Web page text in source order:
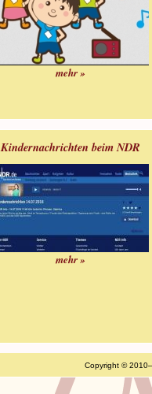
mehr »
Kindernachrichten beim NDR
mehr »
Copyright ©